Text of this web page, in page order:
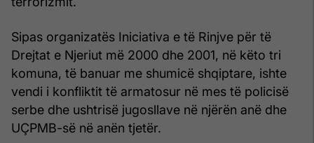
Sipas organizatës Iniciativa e të Rinjve për të
Drejtat e Njeriut më 2000 dhe 2001, në këto tri
komuna, të banuar me shumicë shqiptare, ishte
vendi i konfliktit të armatosur në mes të policisë
serbe dhe ushtrisë jugosllave në njërën anë dhe
UÇPMB-së në anën tjetër.